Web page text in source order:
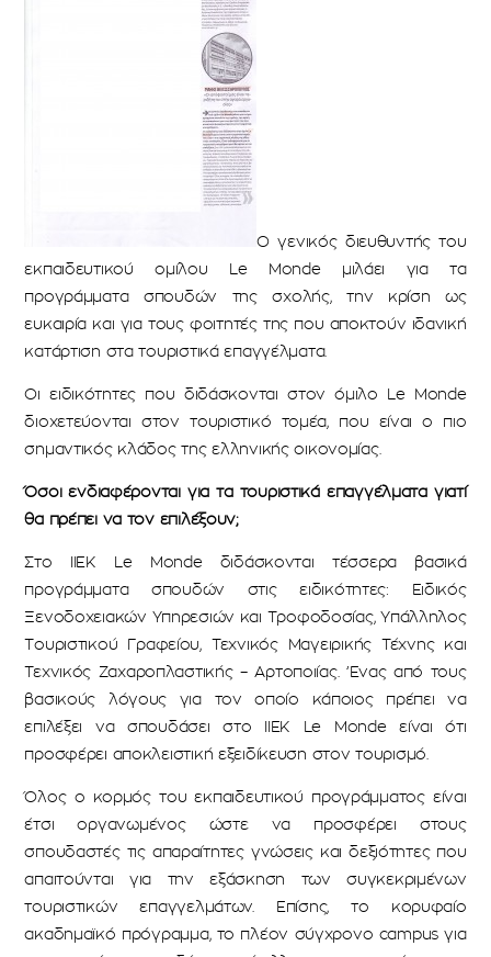
Ο γενικός διευθυντής του
εκπαιδευτικού ομίλου Le Monde μιλάει για τα
προγράμματα σπουδών της σχολής, την κρίση ως
ευκαιρία και για τους φοιτητές της που αποκτούν ιδανική
κατάρτιση στα τουριστικά επαγγέλματα.
Οι ειδικότητες που διδάσκονται στον όμιλο Le Monde
διοχετεύονται στον τουριστικό τομέα, που είναι ο πιο
σημαντικός κλάδος της ελληνικής οικονομίας.
Όσοι ενδιαφέρονται για τα τουριστικά επαγγέλματα γιατί
θα πρέπει να τον επιλέξουν;
Στο IIEK Le Monde διδάσκονται τέσσερα βασικά
προγράμματα σπουδών στις ειδικότητες: Ειδικός
Ξενοδοχειακών Υπηρεσιών και Τροφοδοσίας, Υπάλληλος
Τουριστικού Γραφείου, Τεχνικός Μαγειρικής Τέχνης και
Τεχνικός Ζαχαροπλαστικής – Αρτοποιίας. ’Ενας από τους
βασικούς λόγους για τον οποίο κάποιος πρέπει να
επιλέξει να σπουδάσει στο IIEK Le Monde είναι ότι
προσφέρει αποκλειστική εξειδίκευση στον τουρισμό.
Όλος ο κορμός του εκπαιδευτικού προγράμματος είναι
έτσι οργανωμένος ώστε να προσφέρει στους
σπουδαστές τις απαραίτητες γνώσεις και δεξιότητες που
απαιτούνται για την εξάσκηση των συγκεκριμένων
τουριστικών επαγγελμάτων. Επίσης, το κορυφαίο
ακαδημαϊκό πρόγραμμα, το πλέον σύγχρονο campus για